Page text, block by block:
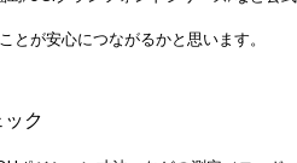
とが安心につながるかと思います。
ク